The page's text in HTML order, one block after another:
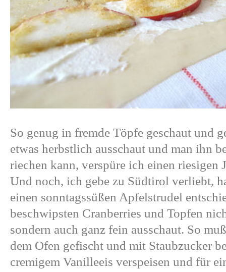
So genug in fremde Töpfe geschaut und
etwas herbstlich ausschaut und man ihn
riechen kann, verspüre ich einen
Und noch, ich gebe zu Südtirol verliebt,
einen sonntagssüßen Apfelstrudel
beschwipsten Cranberries und Topfen
sondern auch ganz fein ausschaut. So
dem Ofen gefischt und mit Staubzucker
cremigem Vanilleeis verspeisen und für